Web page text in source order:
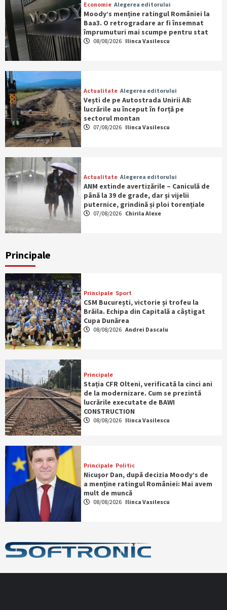
Economie Alegerea editorului
Moody’s menține ratingul României la
Baa3. O retrogradare ar fi însemnat
împrumuturi mai scumpe pentru stat
08/08/2026 Ilinca Vasilescu
Actualitate Alegerea editorului
Vești de pe Autostrada Unirii A8:
lucrările au început în forță pe
sectorul montan
07/08/2026 Ilinca Vasilescu
Actualitate Alegerea editorului
ANM extinde avertizările – Caniculă de
până la 39 de grade, dar și vijelii
puternice, grindină și ploi torențiale
07/08/2026 Chirila Alexe
Principale
Principale Sport
CSM București, victorie și trofeu la
Brăila. Echipa din Capitală a câștigat
Cupa Dunărea
08/08/2026 Andrei Dascalu
Principale
Stația CFR Olteni, verificată la cinci ani
de la modernizare. Cum se prezintă
lucrările executate de BAWI
CONSTRUCTION
08/08/2026 Ilinca Vasilescu
Principale Politic
Nicuşor Dan, după decizia Moody’s de
a menține ratingul României: Mai avem
mult de muncă
08/08/2026 Ilinca Vasilescu